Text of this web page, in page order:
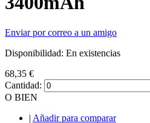
Enviar por correo a un amigo
Disponibilidad: En existencias
68,35 €
Cantidad:
O BIEN
| Añadir para comparar